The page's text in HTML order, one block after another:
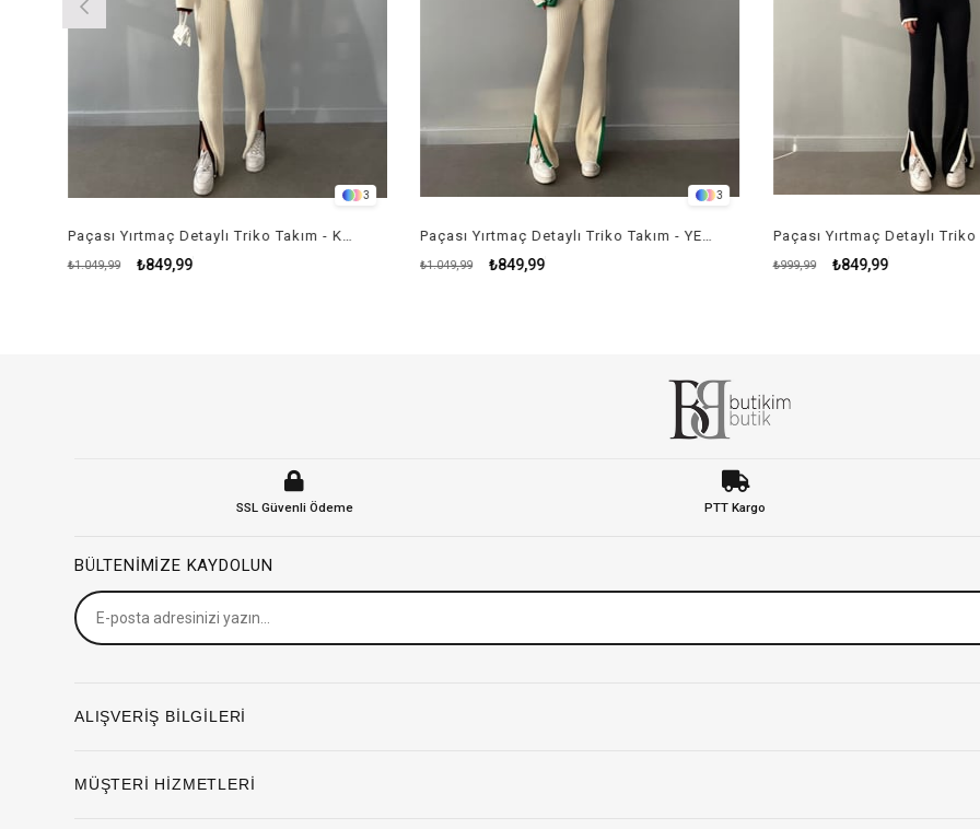
3
Paçası Yırtmaç Detaylı Triko Takım - KREM RENK
₺849,99
₺1.049,99
3
Paçası Yırtmaç Detaylı Triko Takım - YEŞİL
₺849,99
₺1.049,99 ₺849,99
₺999,99
SSL Güvenli Ödeme PTT Kargo
BÜLTENIMIZE KAYDOLUN
ALIŞVERİŞ BİLGİLERİ
MÜŞTERİ HİZMETLERİ